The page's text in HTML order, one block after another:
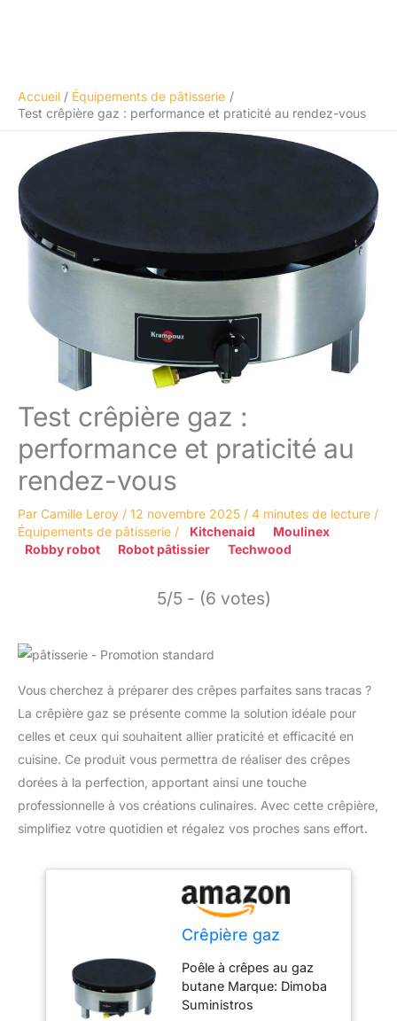
Accueil
Équipements de pâtisserie
Test crêpière gaz : performance et praticité au rendez-vous
Test crêpière gaz :
performance et praticité au
rendez-vous
Par Camille Leroy / 12 novembre 2025 / 4 minutes de lecture /
Équipements de pâtisserie / Kitchenaid
Moulinex
Robby robot
Robot pâtissier Techwood
5/5 - (6 votes)
Vous cherchez à préparer des crêpes parfaites sans tracas ?
La crêpière gaz se présente comme la solution idéale pour
celles et ceux qui souhaitent allier praticité et efficacité en
cuisine. Ce produit vous permettra de réaliser des crêpes
dorées à la perfection, apportant ainsi une touche
professionnelle à vos créations culinaires. Avec cette crêpière,
simplifiez votre quotidien et régalez vos proches sans effort.
Crêpière gaz
Poêle à crêpes au gaz
butane Marque: Dimoba
Suministros